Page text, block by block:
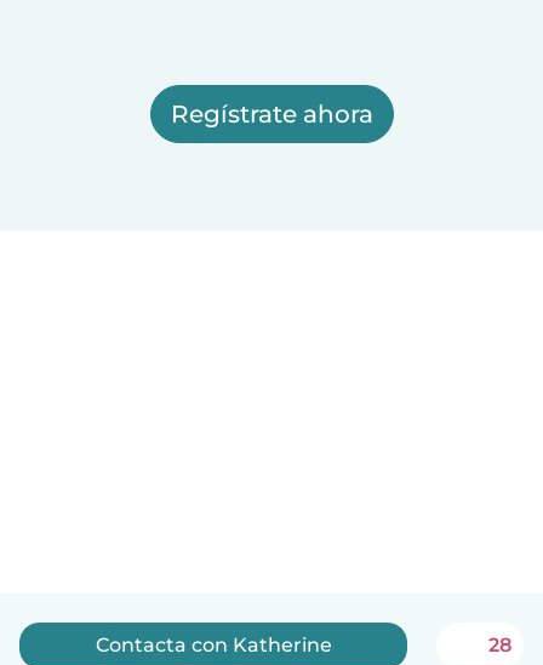
Regístrate ahora
Contacta con Katherine 28